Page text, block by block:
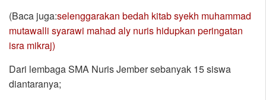
(Baca juga:selenggarakan bedah kitab syekh muhammad
mutawalli syarawi mahad aly nuris hidupkan peringatan
isra mikraj)
Dari lembaga SMA Nuris Jember sebanyak 15 siswa
diantaranya;